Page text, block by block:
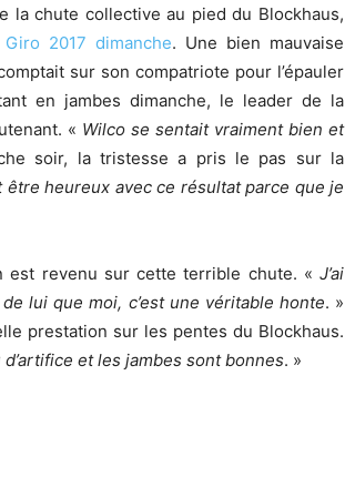
la chute collective au pied du Blockhaus,
2017 dimanche. Une bien mauvaise
sur son compatriote pour l’épauler
en jambes dimanche, le leader de la
« Wilcose sentait vraiment bien et
soir, la tristesse a pris le pas sur la
être heureux avec ce résultat parce que je
est revenu sur cette terrible chute. « J’ai
lui que moi, c’est une véritable honte. »
prestation sur les pentes du Blockhaus.
et les jambes sont bonnes. »